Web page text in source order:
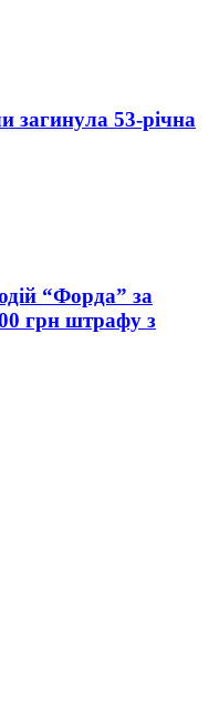
загинула 53-річна
“Форда” за
грн штрафу з